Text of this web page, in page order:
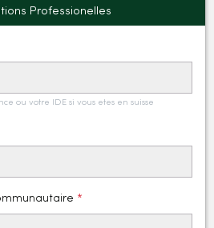
Professionelles
ou votre IDE si vous etes en suisse